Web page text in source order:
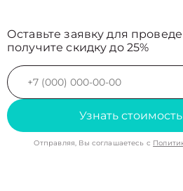
Оставьте заявку для
получите скидку до 25%
Узнать
Отправляя, Вы соглашаетесь с